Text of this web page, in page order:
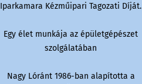
Iparkamara Kézműipari Tagozati Díját.
Egy élet munkája az épületgépészet
szolgálatában
Nagy Lóránt 1986-ban alapította a